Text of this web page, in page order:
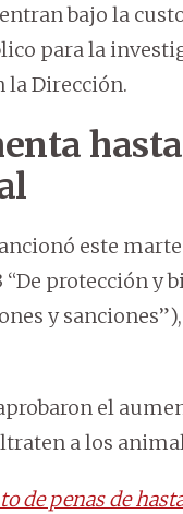
bajo la
para la
la Dirección.
este
“De protección
y
el
a los
de penas de